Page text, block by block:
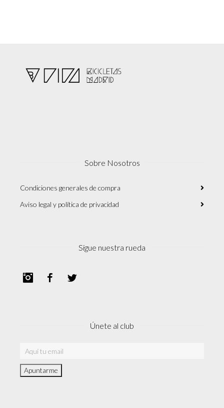
Sobre Nosotros
Condiciones generales de compra
Aviso legal y política de privacidad
Sigue nuestra rueda
InstagramFacebook
Únete al club